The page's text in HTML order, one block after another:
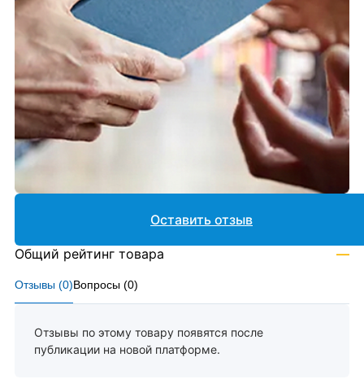
Отзывы (0)Вопросы (0)
Отзывы по этому товару появятся после
публикации на новой платформе.
Оставить отзыв
Общий рейтинг товара —